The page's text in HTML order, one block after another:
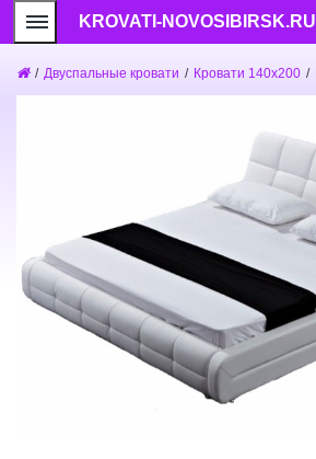
KROVATI-NOVOSIBIRSK.RU
/ Двуспальные кровати / Кровати 140x200 /